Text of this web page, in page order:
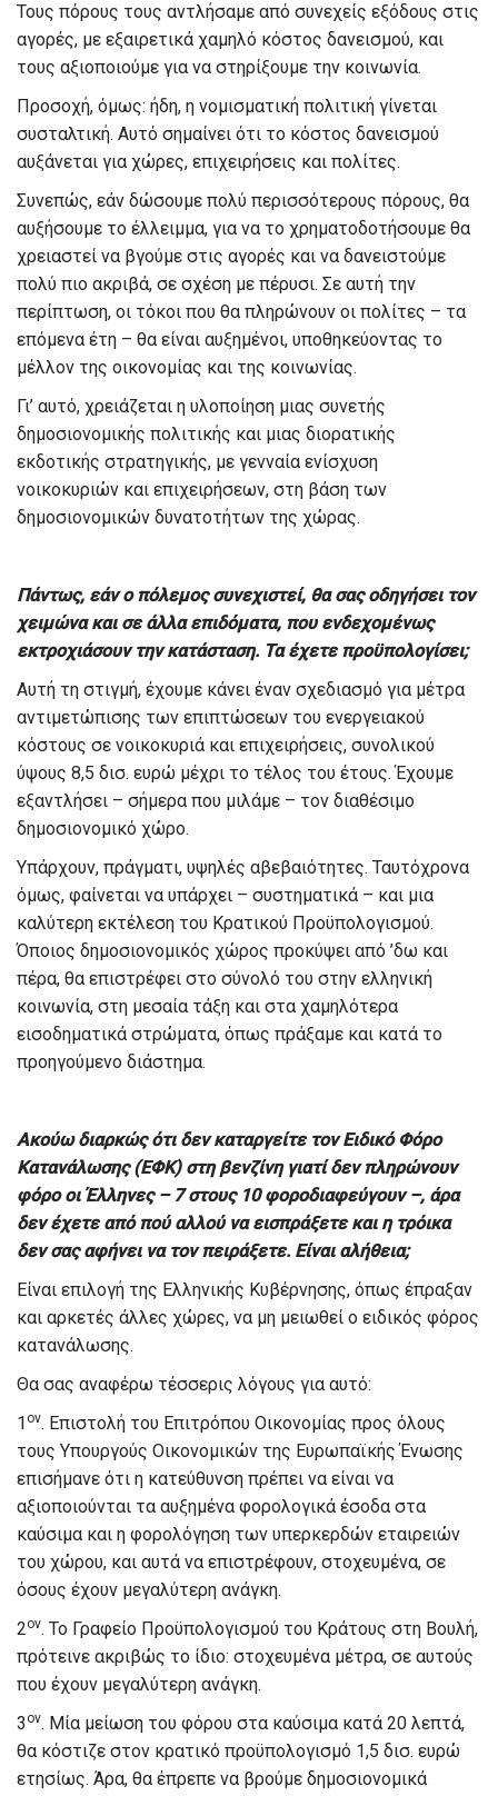
Τους πόρους τους αντλήσαμε από συνεχείς εξόδους στις
αγορές, με εξαιρετικά χαμηλό κόστος δανεισμού, και
τους αξιοποιούμε για να στηρίξουμε την κοινωνία.
Προσοχή, όμως: ήδη, η νομισματική πολιτική γίνεται
συσταλτική. Αυτό σημαίνει ότι το κόστος δανεισμού
αυξάνεται για χώρες, επιχειρήσεις και πολίτες.
Συνεπώς, εάν δώσουμε πολύ περισσότερους πόρους, θα
αυξήσουμε το έλλειμμα, για να το χρηματοδοτήσουμε θα
χρειαστεί να βγούμε στις αγορές και να δανειστούμε
πολύ πιο ακριβά, σε σχέση με πέρυσι. Σε αυτή την
περίπτωση, οι τόκοι που θα πληρώνουν οι πολίτες – τα
επόμενα έτη – θα είναι αυξημένοι, υποθηκεύοντας το
μέλλον της οικονομίας και της κοινωνίας.
Γι’ αυτό, χρειάζεται η υλοποίηση μιας συνετής
δημοσιονομικής πολιτικής και μιας διορατικής
εκδοτικής στρατηγικής, με γενναία ενίσχυση
νοικοκυριών και επιχειρήσεων, στη βάση των
δημοσιονομικών δυνατοτήτων της χώρας.
Πάντως, εάν ο πόλεμος συνεχιστεί, θα σας οδηγήσει τον
χειμώνα και σε άλλα επιδόματα, που ενδεχομένως
εκτροχιάσουν την κατάσταση. Τα έχετε προϋπολογίσει;
Αυτή τη στιγμή, έχουμε κάνει έναν σχεδιασμό για μέτρα
αντιμετώπισης των επιπτώσεων του ενεργειακού
κόστους σε νοικοκυριά και επιχειρήσεις, συνολικού
ύψους 8,5 δισ. ευρώ μέχρι το τέλος του έτους. Έχουμε
εξαντλήσει – σήμερα που μιλάμε – τον διαθέσιμο
δημοσιονομικό χώρο.
Υπάρχουν, πράγματι, υψηλές αβεβαιότητες. Ταυτόχρονα
όμως, φαίνεται να υπάρχει – συστηματικά – και μια
καλύτερη εκτέλεση του Κρατικού Προϋπολογισμού.
Όποιος δημοσιονομικός χώρος προκύψει από ’δω και
πέρα, θα επιστρέφει στο σύνολό του στην ελληνική
κοινωνία, στη μεσαία τάξη και στα χαμηλότερα
εισοδηματικά στρώματα, όπως πράξαμε και κατά το
προηγούμενο διάστημα.
Ακούω διαρκώς ότι δεν καταργείτε τον Ειδικό Φόρο
Κατανάλωσης (ΕΦΚ) στη βενζίνη γιατί δεν πληρώνουν
φόρο οι Έλληνες – 7 στους 10 φοροδιαφεύγουν –, άρα
δεν έχετε από πού αλλού να εισπράξετε και η τρόικα
δεν σας αφήνει να τον πειράξετε. Είναι αλήθεια;
Είναι επιλογή της Ελληνικής Κυβέρνησης, όπως έπραξαν
και αρκετές άλλες χώρες, να μη μειωθεί ο ειδικός φόρος
κατανάλωσης.
Θα σας αναφέρω τέσσερις λόγους για αυτό:
1 ον. Επιστολή του Επιτρόπου Οικονομίας προς όλους
τους Υπουργούς Οικονομικών της Ευρωπαϊκής Ένωσης
επισήμανε ότι η κατεύθυνση πρέπει να είναι να
αξιοποιούνται τα αυξημένα φορολογικά έσοδα στα
καύσιμα και η φορολόγηση των υπερκερδών εταιρειών
του χώρου, και αυτά να επιστρέφουν, στοχευμένα, σε
όσους έχουν μεγαλύτερη ανάγκη.
2ον. Το Γραφείο Προϋπολογισμού του Κράτους στη Βουλή,
πρότεινε ακριβώς το ίδιο: στοχευμένα μέτρα, σε αυτούς
που έχουν μεγαλύτερη ανάγκη.
3 ον. Μία μείωση του φόρου στα καύσιμα κατά 20 λεπτά,
θα κόστιζε στον κρατικό προϋπολογισμό 1,5 δισ. ευρώ
ετησίως. Άρα, θα έπρεπε να βρούμε δημοσιονομικά